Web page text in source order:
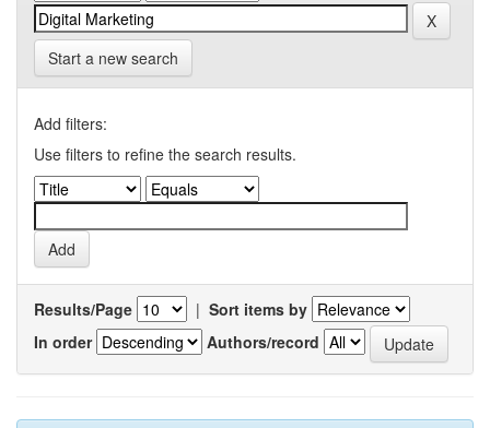
Start a new search
Add filters:
Use filters to refine the search results.
Results/Page | Sort items by
In order
Authors/record